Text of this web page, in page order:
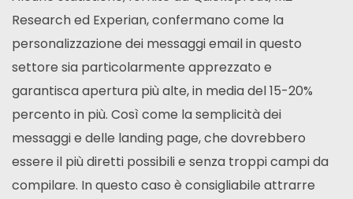
Research ed Experian, confermano come la
personalizzazione dei messaggi email in questo
settore sia particolarmente apprezzato e
garantisca apertura più alte, in media del 15-20%
percento in più. Così come la semplicità dei
messaggi e delle landing page, che dovrebbero
essere il più diretti possibili e senza troppi campi da
compilare. In questo caso è consigliabile attrarre